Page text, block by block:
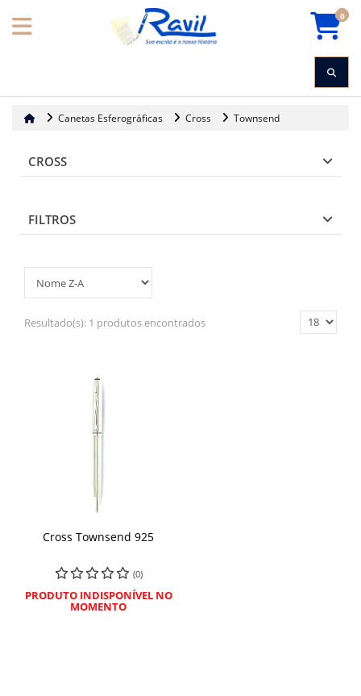
0
Canetas Esferográficas Cross Townsend
CROSS
FILTROS
Resultado(s): 1 produtos encontrados
Cross Townsend 925
(0)
PRODUTO INDISPONÍVEL NO
MOMENTO